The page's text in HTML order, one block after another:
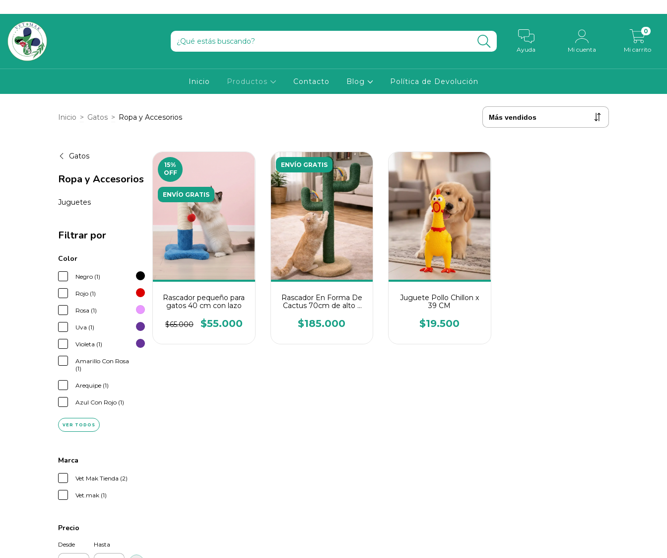
Ayuda Mi cuenta Mi carrito
0
Inicio Productos Contacto Blog Política de Devolución
Inicio > Gatos > Ropa y Accesorios
Gatos
Ropa y Accesorios
Juguetes
Filtrar por
Color
Negro (1)
Rojo (1)
Rosa (1)
Uva (1)
Violeta (1)
Amarillo Con Rosa
(1)
Arequipe (1)
Azul Con Rojo (1)
VER TODOS
Marca
Vet Mak Tienda (2)
Vet.mak (1)
Precio
Desde Hasta
15%
OFF
ENVÍO GRATIS
Rascador pequeño para
gatos 40 cm con lazo
$65.000 $55.000
ENVÍO GRATIS
Rascador En Forma De
Cactus 70cm de alto x
$185.000
Juguete Pollo Chillon x
39 CM
$19.500